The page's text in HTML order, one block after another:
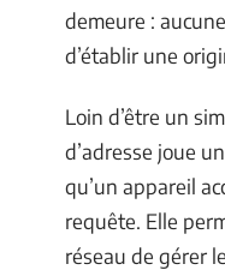
demeure :
d’établir une
Loin d’être un
d’adresse joue
qu’un appareil
requête. Elle
réseau de gérer